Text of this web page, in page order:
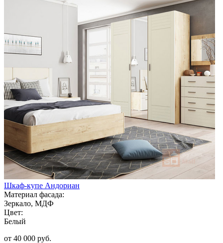
Шкаф-купе Андориан
Материал фасада:
Зеркало, МДФ
Цвет:
Белый
от 40 000 руб.